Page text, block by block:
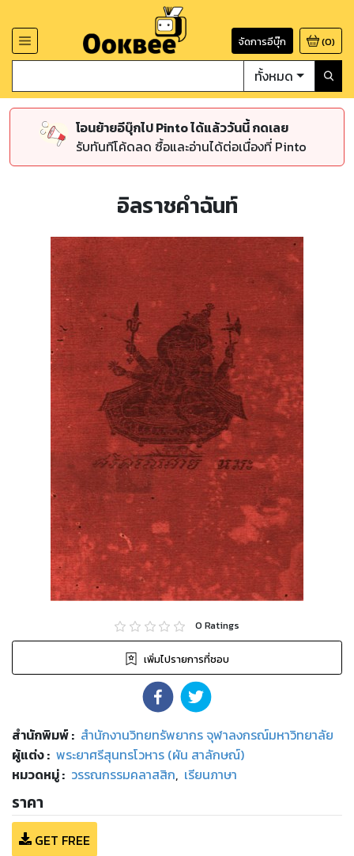
จัดการอีบุ๊ก (0)
ทั้งหมด
โอนย้ายอีบุ๊กไป Pinto ได้แล้ววันนี้ กดเลย
รับทันทีโค้ดลด ซื้อและอ่านได้ต่อเนื่องที่ Pinto
อิลราชคำฉันท์
0 Ratings
เพิ่มไปรายการที่ชอบ
สำนักพิมพ์: สำนักงานวิทยทรัพยากร จุฬาลงกรณ์มหาวิทยาลัย
ผู้แต่ง : พระยาศรีสุนทรโวหาร (ผัน สาลักษณ์)
หมวดหมู่: วรรณกรรมคลาสสิก, เรียนภาษา
ราคา
GET FREE